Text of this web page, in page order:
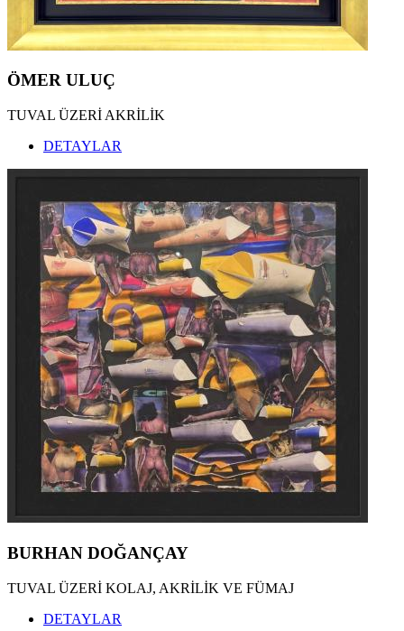
ÖMER ULUÇ
TUVAL ÜZERİ AKRİLİK
DETAYLAR
BURHAN DOĞANÇAY
TUVAL ÜZERİ KOLAJ, AKRİLİK VE FÜMAJ
DETAYLAR